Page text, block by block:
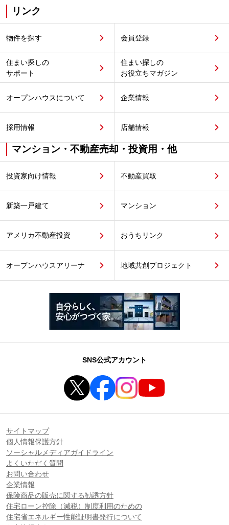
リンク
物件を探す 会員登録
住まい探しの
サポート
住まい探しの
お役立ちマガジン
オープンハウスについて 企業情報
採用情報 店舗情報
マンション・不動産売却・投資用・他
投資家向け情報 不動産買取
新築一戸建て マンション
アメリカ不動産投資 おうちリンク
オープンハウスアリーナ 地域共創プロジェクト
SNS公式アカウント
サイトマップ
個人情報保護方針
ソーシャルメディアガイドライン
よくいただく質問
お問い合わせ
企業情報
保険商品の販売に関する勧誘方針
住宅ローン控除（減税）制度利用のための
住宅省エネルギー性能証明書発行について